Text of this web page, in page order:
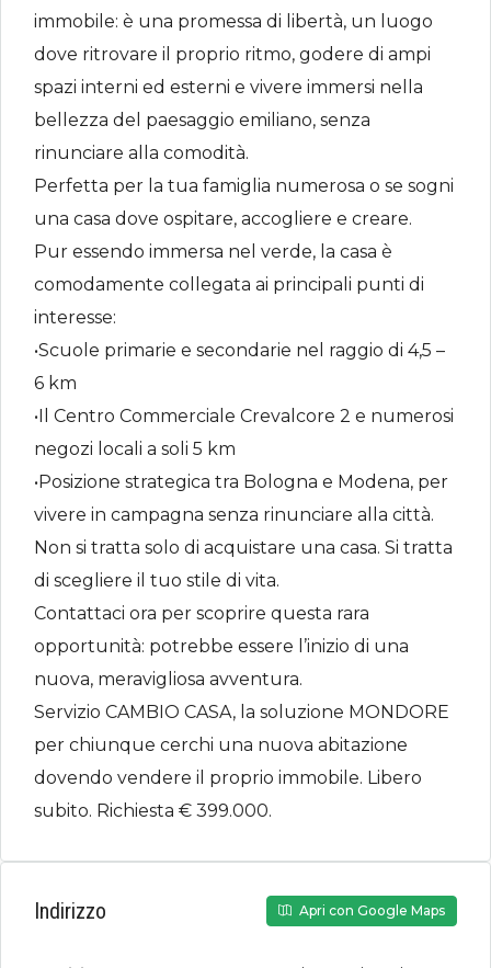
immobile: è una promessa di libertà, un luogo
dove ritrovare il proprio ritmo, godere di ampi
spazi interni ed esterni e vivere immersi nella
bellezza del paesaggio emiliano, senza
rinunciare alla comodità.
Perfetta per la tua famiglia numerosa o se sogni
una casa dove ospitare, accogliere e creare.
Pur essendo immersa nel verde, la casa è
comodamente collegata ai principali punti di
interesse:
•Scuole primarie e secondarie nel raggio di 4,5 –
6 km
•Il Centro Commerciale Crevalcore 2 e numerosi
negozi locali a soli 5 km
•Posizione strategica tra Bologna e Modena, per
vivere in campagna senza rinunciare alla città.
Non si tratta solo di acquistare una casa. Si tratta
di scegliere il tuo stile di vita.
Contattaci ora per scoprire questa rara
opportunità: potrebbe essere l’inizio di una
nuova, meravigliosa avventura.
Servizio CAMBIO CASA, la soluzione MONDORE
per chiunque cerchi una nuova abitazione
dovendo vendere il proprio immobile. Libero
subito. Richiesta € 399.000.
Indirizzo Apri con Google Maps